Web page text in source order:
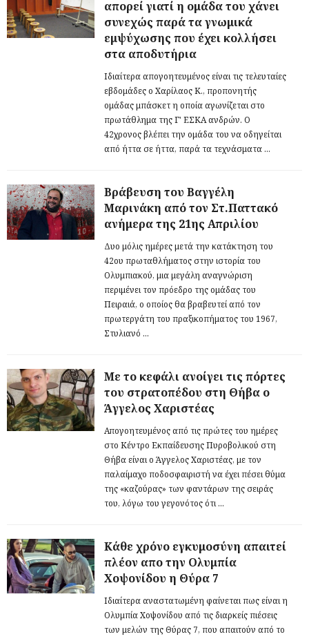
απορεί γιατί η ομάδα του χάνει
συνεχώς παρά τα γνωμικά
εμψύχωσης που έχει κολλήσει
στα αποδυτήρια
Ιδιαίτερα απογοητευμένος είναι τις τελευταίες
εβδομάδες ο Χαρίλαος Κ., προπονητής
ομάδας μπάσκετ η οποία αγωνίζεται στο
πρωτάθλημα της Γ' ΕΣΚΑ ανδρών. Ο
42χρονος βλέπει την ομάδα του να οδηγείται
από ήττα σε ήττα, παρά τα τεχνάσματα ...
Βράβευση του Βαγγέλη
Μαρινάκη από τον Στ.Παττακό
ανήμερα της 21ης Απριλίου
Δυο μόλις ημέρες μετά την κατάκτηση του
42ου πρωταθλήματος στην ιστορία του
Ολυμπιακού, μια μεγάλη αναγνώριση
περιμένει τον πρόεδρο της ομάδας του
Πειραιά, ο οποίος θα βραβευτεί από τον
πρωτεργάτη του πραξικοπήματος του 1967,
Στυλιανό ...
Με το κεφάλι ανοίγει τις πόρτες
του στρατοπέδου στη Θήβα ο
Άγγελος Χαριστέας
Απογοητευμένος από τις πρώτες του ημέρες
στο Κέντρο Εκπαίδευσης Πυροβολικού στη
Θήβα είναι ο Άγγελος Χαριστέας, με τον
παλαίμαχο ποδοσφαιριστή να έχει πέσει θύμα
της «καζούρας» των φαντάρων της σειράς
του, λόγω του γεγονότος ότι ...
Κάθε χρόνο εγκυμοσύνη απαιτεί
πλέον απο την Ολυμπία
Χοψονίδου η Θύρα 7
Ιδιαίτερα αναστατωμένη φαίνεται πως είναι η
Ολυμπία Χοψονίδου από τις διαρκείς πιέσεις
των μελών της Θύρας 7, που απαιτούν από το